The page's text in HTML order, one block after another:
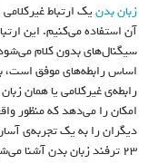
زبان بدنیک ارتباط
آن استفاده می‌کنیم. این
سیگنال‌های بدون کلام
اساس رابطه‌های موفق است،
رابطه‌ی غیرکلامی یا همان
امکان را می‌دهد که منظور
دیگران را به یک تجربه‌ی
۲۳ ترفند زبان بدن آشنا می‌شوید که شما را دوست‌داشتنی می‌کند.